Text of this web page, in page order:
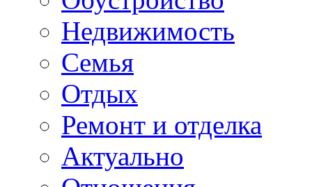
Недвижимость
Семья
Отдых
Ремонт и отделка
Актуально